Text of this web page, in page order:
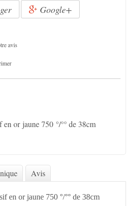
Google+
avis
or jaune 750 °/°° de 38cm
Avis
en or jaune 750 °/°° de 38cm